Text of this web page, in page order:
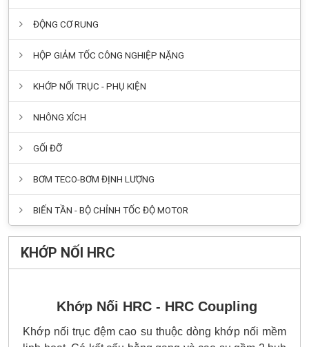
ĐỘNG CƠ RUNG
HỘP GIẢM TỐC CÔNG NGHIỆP NẶNG
KHỚP NỐI TRỤC - PHỤ KIỆN
NHÔNG XÍCH
GỐI ĐỠ
BƠM TECO-BƠM ĐỊNH LƯỢNG
BIẾN TẦN - BỘ CHỈNH TỐC ĐỘ MOTOR
KHỚP NỐI HRC
Khớp Nối HRC - HRC Coupling
Khớp nối trục đệm cao su thuộc dòng khớp nối mềm